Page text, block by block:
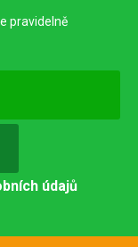
pravidelně
údajů